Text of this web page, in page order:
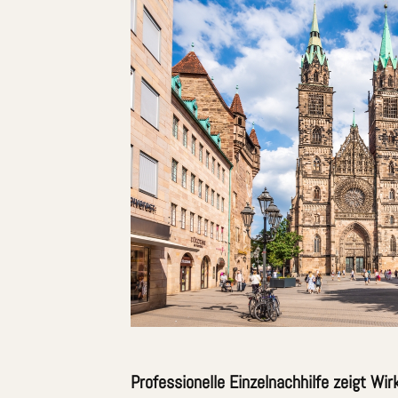
Professionelle Einzelnachhilfe zeigt